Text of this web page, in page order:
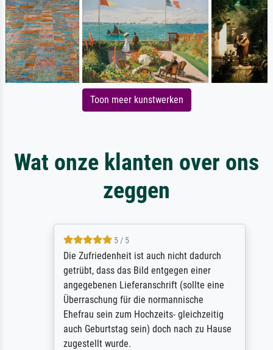
Toon meer kunstwerken
Wat onze klanten over ons
zeggen
5 / 5
Die Zufriedenheit ist auch nicht dadurch
getrübt, dass das Bild entgegen einer
angegebenen Lieferanschrift (sollte eine
Überraschung für die normannische
Ehefrau sein zum Hochzeits- gleichzeitig
auch Geburtstag sein) doch nach zu Hause
zugestellt wurde.